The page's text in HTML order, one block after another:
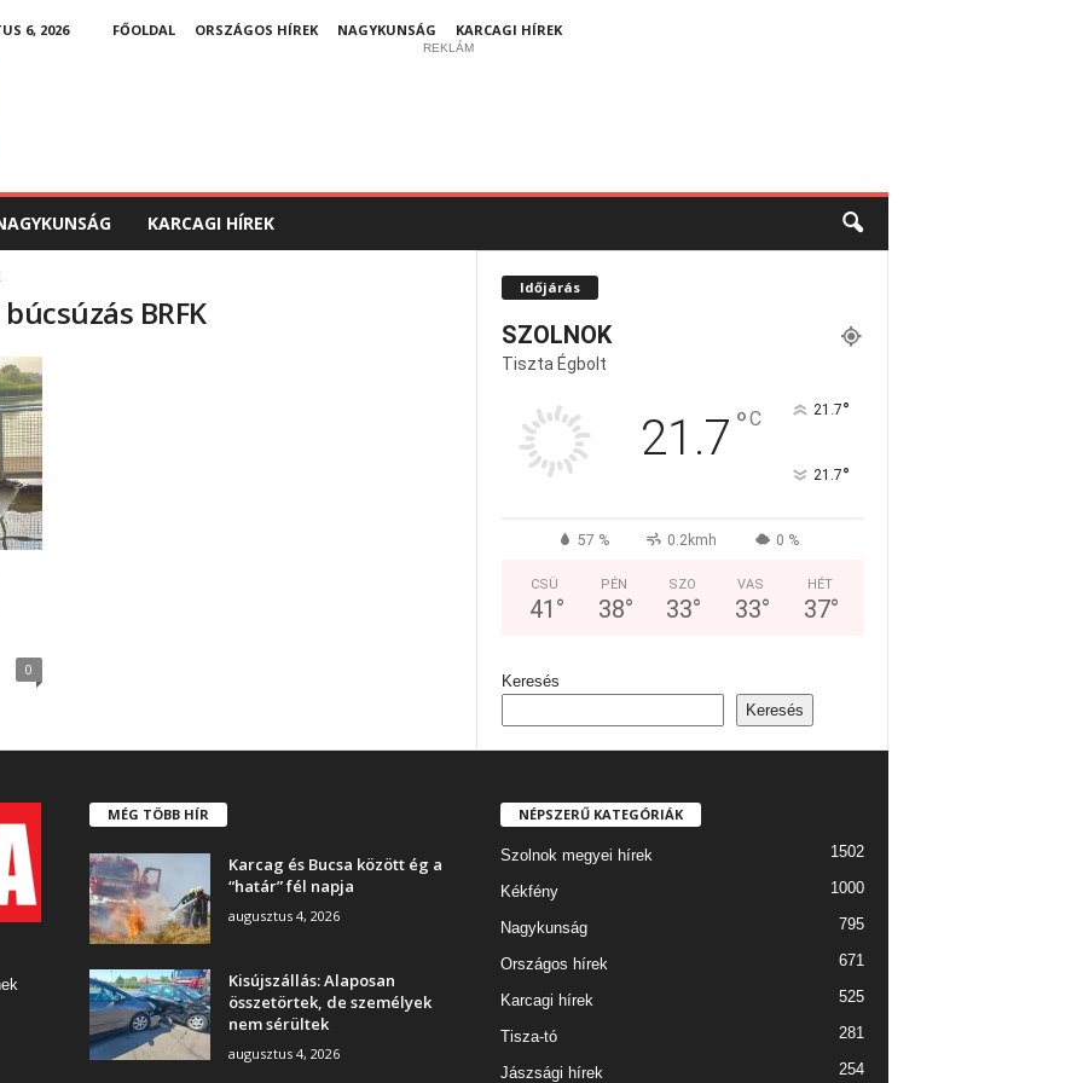
6, 2026 FŐOLDAL ORSZÁGOS HÍREK NAGYKUNSÁG
KARCAGI HÍREK
REKLÁM
KARCAGI HÍREK
BRFK
0
Időjárás
SZOLNOK
Tiszta Égbolt
21.7 °C 21.7°
21.7°
57 % 0.2kmh 0 %
CSÜ
41 °
PÉN
38°
SZO
33°
VAS
33°
HÉT
37°
Keresés
Keresés
MÉG TÖBB HÍR
Karcag és Bucsa között ég a
“határ” fél napja
augusztus 4, 2026
Kisújszállás: Alaposan
összetörtek, de személyek
nem sérültek
augusztus 4, 2026
NÉPSZERŰ KATEGÓRIÁK
Szolnok megyei hírek 1502
Kékfény 1000
Nagykunság 795
Országos hírek 671
Karcagi hírek 525
Tisza-tó 281
Jászsági hírek 254